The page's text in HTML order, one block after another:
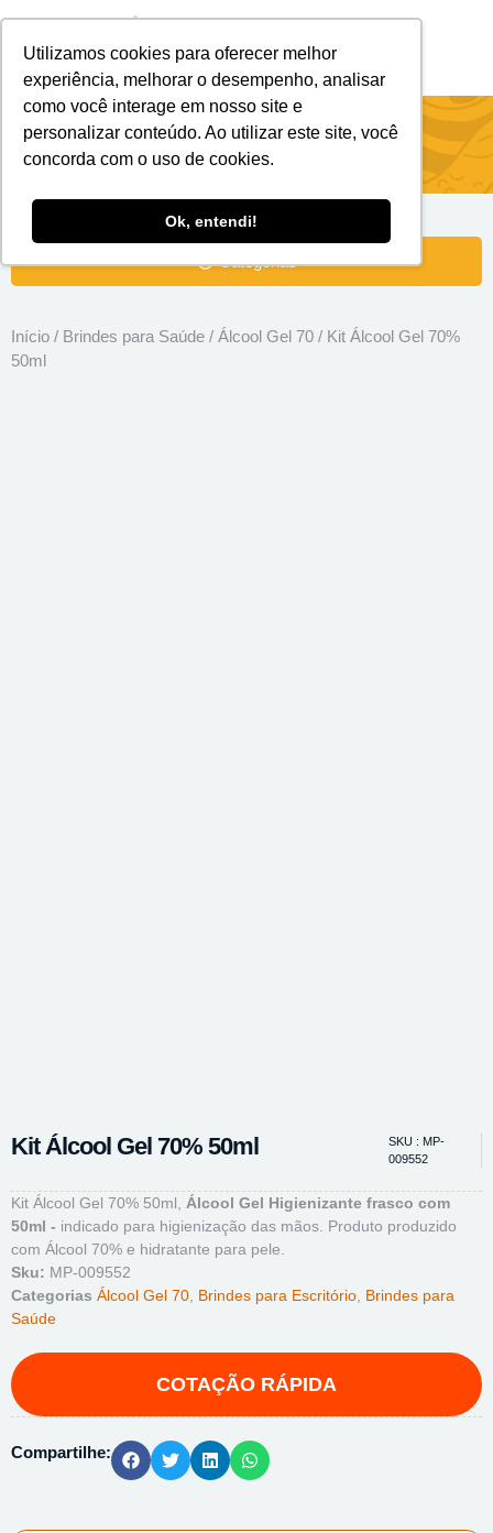
Utilizamos cookies para oferecer melhor
experiência, melhorar o desempenho, analisar
como você interage em nosso site e
personalizar conteúdo. Ao utilizar este site, você
concorda com o uso de cookies.
Ok, entendi!
Kit Álcool Gel 70% 50ml
Categorias
Início / Brindes para Saúde / Álcool Gel 70 / Kit Álcool Gel 70%
50ml
Kit Álcool Gel 70% 50ml
SKU : MP-
009552
Kit Álcool Gel 70% 50ml, Álcool Gel Higienizante frasco com
50ml - indicado para higienização das mãos. Produto produzido
com Álcool 70% e hidratante para pele.
Sku: MP-009552
Categorias Álcool Gel 70 Brindes para Escritório Brindes para
Saúde
Compartilhe: